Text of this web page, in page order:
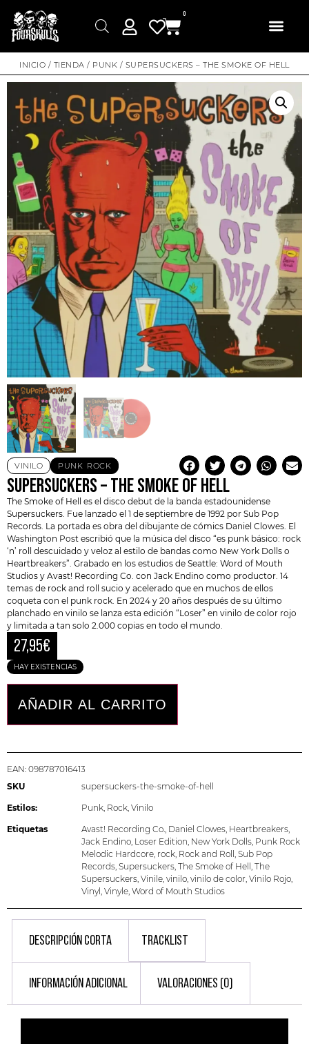
0
INICIO / TIENDA / PUNK / SUPERSUCKERS – THE SMOKE OF HELL
VINILO PUNK ROCK
SUPERSUCKERS – THE SMOKE OF HELL
The Smoke of Hell es el disco debut de la banda estadounidense
Supersuckers. Fue lanzado el 1 de septiembre de 1992 por Sub Pop
Records. La portada es obra del dibujante de cómics Daniel Clowes. El
Washington Post escribió que la música del disco “es punk básico: rock
‘n’ roll descuidado y veloz al estilo de bandas como New York Dolls o
Heartbreakers”. Grabado en los estudios de Seattle: Word of Mouth
Studios y Avast! Recording Co. con Jack Endino como productor. 14
temas de rock and roll sucio y acelerado que en muchos de ellos
coqueta con el punk rock. En 2024 y 20 años después de su último
planchado en vinilo se lanza esta edición “Loser” en vinilo de color rojo
y limitada a tan solo 2.000 copias en todo el mundo.
27,95€
HAY EXISTENCIAS
AÑADIR AL CARRITO
EAN: 098787016413
SKU
supersuckers-the-smoke-of-hell
Estilos: Punk Rock Vinilo
Etiquetas Avast! Recording Co. Daniel Clowes Heartbreakers
Jack Endino Loser Edition New York Dolls Punk Rock
Melodic Hardcore rock Rock and Roll
Sub Pop
Records Supersuckers The Smoke of Hell
The
Supersuckers Vinile vinilo vinilo de color Vinilo Rojo
Vinyl Vinyle Word of Mouth Studios
DESCRIPCIÓN CORTA TRACKLIST
INFORMACIÓN ADICIONAL VALORACIONES (0)